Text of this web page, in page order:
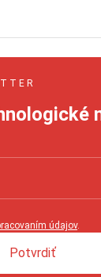
údajov.
Potvrdiť